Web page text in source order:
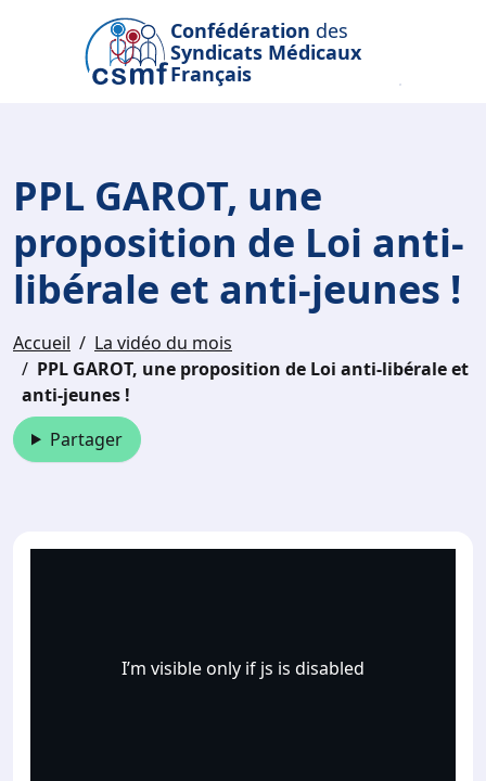
Passer au contenu principal
Confédération des
Syndicats Médicaux
Français
PPL GAROT, une
proposition de Loi anti-
libérale et anti-jeunes !
Accueil
La vidéo du mois
PPL GAROT, une proposition de Loi anti-libérale et
anti-jeunes !
Partager
I’m visible only if js is disabled